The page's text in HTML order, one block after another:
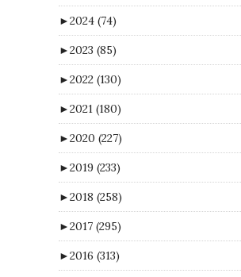
►2024 (74)
►2023 (85)
►2022 (130)
►2021 (180)
►2020 (227)
►2019 (233)
►2018 (258)
►2017 (295)
►2016 (313)